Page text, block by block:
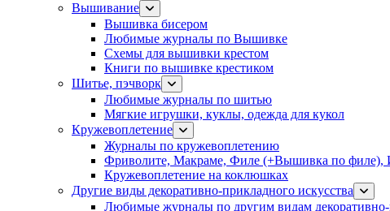
Вышивание
Вышивка бисером
Любимые журналы по Вышивке
Схемы для вышивки крестом
Книги по вышивке крестиком
Шитье, пэчворк
Любимые журналы по шитью
Мягкие игрушки, куклы, одежда для кукол
Кружевоплетение
Журналы по кружевоплетению
Фриволите, Макраме, Филе (+Вышивка по филе),
Кружевоплетение на коклюшках
Другие виды декоративно-прикладного искусства
Любимые журналы по другим видам декоративно-